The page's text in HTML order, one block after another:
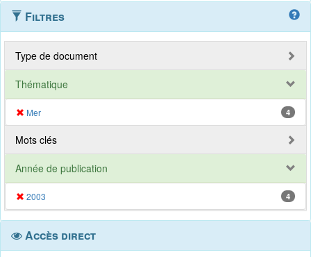
Filtres
Type de document
Thématique
Mer 4
Mots clés
Année de publication
2003 4
Accès direct